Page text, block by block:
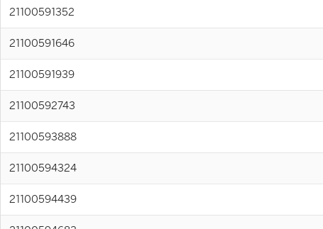
21100591352
21100591646
21100591939
21100592743
21100593888
21100594324
21100594439